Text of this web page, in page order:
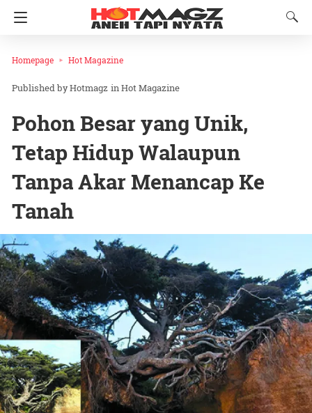
Homepage Hot Magazine
Hotmagz inHot Magazine
Pohon Besar yang Unik,
Tetap Hidup Walaupun
Tanpa Akar Menancap Ke
Tanah